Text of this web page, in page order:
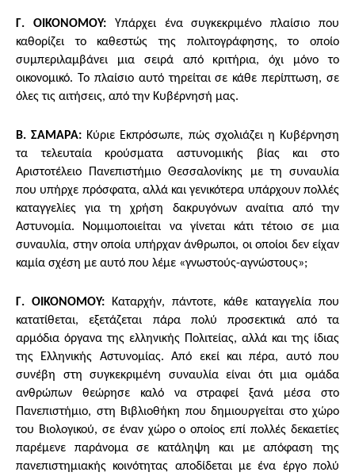
Γ. ΟΙΚΟΝΟΜΟΥ:Υπάρχει ένα συγκεκριμένο πλαίσιο που
καθορίζει το καθεστώς της πολιτογράφησης, το οποίο
συμπεριλαμβάνει μια σειρά από κριτήρια, όχι μόνο το
οικονομικό. Το πλαίσιο αυτό τηρείται σε κάθε περίπτωση, σε
όλες τις αιτήσεις, από την Κυβέρνησή μας.
Β. ΣΑΜΑΡΑ: Κύριε Εκπρόσωπε, πώς σχολιάζει η Κυβέρνηση
τα τελευταία κρούσματα αστυνομικής βίας και στο
Αριστοτέλειο Πανεπιστήμιο Θεσσαλονίκης με τη συναυλία
που υπήρχε πρόσφατα, αλλά και γενικότερα υπάρχουν πολλές
καταγγελίες για τη χρήση δακρυγόνων αναίτια από την
Αστυνομία. Νομιμοποιείται να γίνεται κάτι τέτοιο σε μια
συναυλία, στην οποία υπήρχαν άνθρωποι, οι οποίοι δεν είχαν
καμία σχέση με αυτό που λέμε «γνωστούς-αγνώστους»;
Γ. ΟΙΚΟΝΟΜΟΥ:
Καταρχήν, πάντοτε, κάθε καταγγελία που
κατατίθεται, εξετάζεται πάρα πολύ προσεκτικά από τα
αρμόδια όργανα της ελληνικής Πολιτείας, αλλά και της ίδιας
της Ελληνικής Αστυνομίας. Από εκεί και πέρα, αυτό που
συνέβη στη συγκεκριμένη συναυλία είναι ότι μια ομάδα
ανθρώπων θεώρησε καλό να στραφεί ξανά μέσα στο
Πανεπιστήμιο, στη Βιβλιοθήκη που δημιουργείται στο χώρο
του Βιολογικού, σε έναν χώρο ο οποίος επί πολλές δεκαετίες
παρέμενε παράνομα σε κατάληψη και με απόφαση της
πανεπιστημιακής κοινότητας αποδίδεται με ένα έργο πολύ